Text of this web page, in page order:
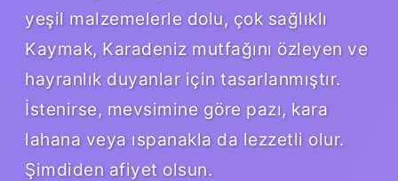
yeşil malzemelerle dolu, çok sağlıklı
Kaymak, Karadeniz mutfağını özleyen ve
hayranlık duyanlar için tasarlanmıştır.
İstenirse, mevsimine göre pazı, kara
lahana veya ıspanakla da lezzetli olur.
Şimdiden afiyet olsun.